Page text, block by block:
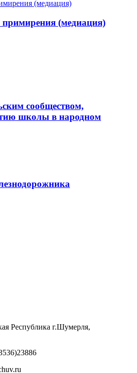
(медиация)
сообществом,
школы в народном
Республика г.Шумерля,